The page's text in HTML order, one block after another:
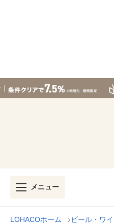
メニュー
LOHACOホーム ビール・ワ